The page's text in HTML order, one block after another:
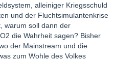
alleiniger Kriegsschuld
und der Fluchtsimulantenkrise
warum soll dann der
die Wahrheit sagen? Bisher
der Mainstream und die
zum Wohle des Volkes